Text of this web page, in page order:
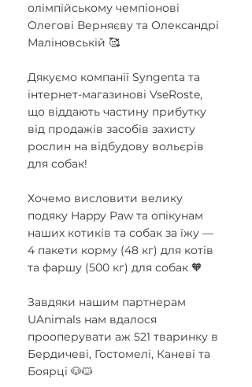
олімпійському чемпіонові
Олегові Верняєву та Олександрі
Маліновській 🥰
Дякуємо компанії Syngenta та
інтернет-магазинові VseRoste,
що віддають частину прибутку
від продажів засобів захисту
рослин на відбудову вольєрів
для собак!
Хочемо висловити велику
подяку Happy Paw та опікунам
наших котиків та собак за їжу —
4 пакети корму (48 кг) для котів
та фаршу (500 кг) для собак 🧡
Завдяки нашим партнерам
UAnimals нам вдалося
прооперувати аж 521 тваринку в
Бердичеві, Гостомелі, Каневі та
Боярці 🐶🐱